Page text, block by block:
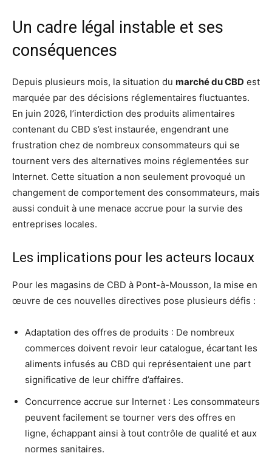
Un cadre légal instable et ses
conséquences
Depuis plusieurs mois, la situation du marché du CBD est
marquée par des décisions réglementaires fluctuantes.
En juin 2026, l’interdiction des produits alimentaires
contenant du CBD s’est instaurée, engendrant une
frustration chez de nombreux consommateurs qui se
tournent vers des alternatives moins réglementées sur
Internet. Cette situation a non seulement provoqué un
changement de comportement des consommateurs, mais
aussi conduit à une menace accrue pour la survie des
entreprises locales.
Les implications pour les acteurs locaux
Pour les magasins de CBD à Pont-à-Mousson, la mise en
œuvre de ces nouvelles directives pose plusieurs défis :
Adaptation des offres de produits : De nombreux
commerces doivent revoir leur catalogue, écartant les
aliments infusés au CBD qui représentaient une part
significative de leur chiffre d’affaires.
Concurrence accrue sur Internet : Les consommateurs
peuvent facilement se tourner vers des offres en
ligne, échappant ainsi à tout contrôle de qualité et aux
normes sanitaires.